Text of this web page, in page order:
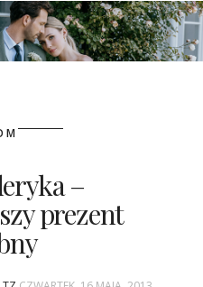
–
prezent